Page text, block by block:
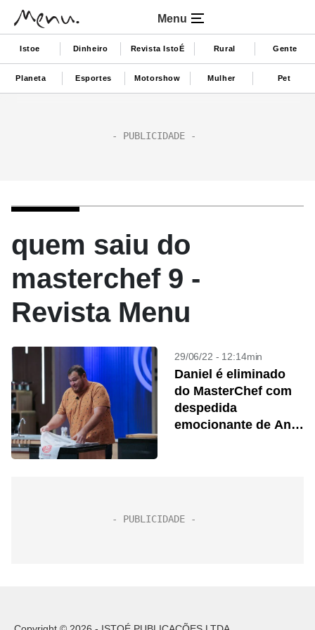
Menu
Istoe Dinheiro Revista IstoÉ Rural Gente
Planeta Esportes Motorshow Mulher Pet
quem saiu do
masterchef 9 -
Revista Menu
29/06/22 - 12:14min
Daniel é eliminado
do MasterChef com
despedida
emocionante de Ana